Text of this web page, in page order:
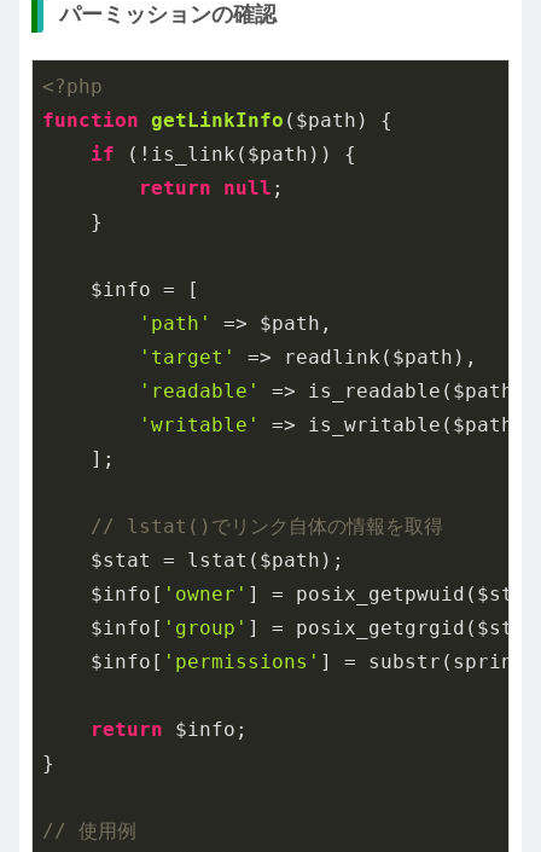
パーミッションの確認
<?php
function getLinkInfo ($path)
{
if (!is_link($path)) {
return
null ;
    }
    $info = [
'path'
=> $path,
'target'
=> readlink($path),
'readable'
=> is_readable($path),
'writable'
=> is_writable($path),
    ];
// lstat()でリンク自体の情報を取得
    $stat = lstat($path);
    $info[
'owner' ] =
    $info[
'group' ] =
    $info[
'permissions' ] =
return $info;
}
// 使用例